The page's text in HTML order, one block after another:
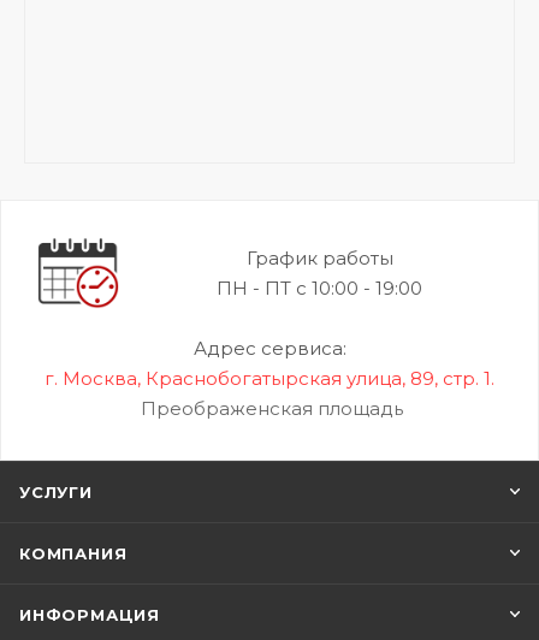
График работы
ПН - ПТ с 10:00 - 19:00
Адрес сервиса:
г. Москва, Краснобогатырская улица, 89, стр. 1.
Преображенская площадь
УСЛУГИ
КОМПАНИЯ
ИНФОРМАЦИЯ